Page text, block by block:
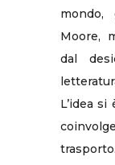
mondo,
Moore,
dal
L’idea
trasporto.